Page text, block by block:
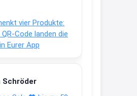
vier Produkte:
Code landen die
Eurer App
Schröder
vorteile/coupons/...
Aufkleber /
ab 28 Grad /siehe